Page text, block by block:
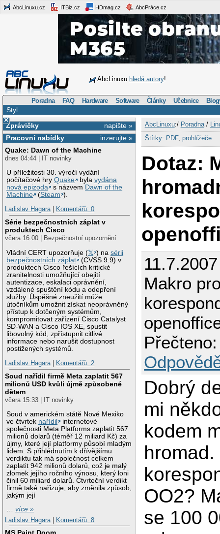
AbcLinuxu.cz ITBiz.cz HDmag.cz AbcPráce.cz
AbcLinuxu hledá autory!
Poradna FAQ Hardware Software Články Učebnice
Styl
×
napište »
Zprávičky
inzerujte »
Pracovní nabídky
Quake: Dawn of the Machine
dnes 04:44 | IT novinky
U příležitosti 30. výročí vydání
počítačové hryQuake bylavydána
nová epizoda
s názvem Dawn of the
Machine
(Steam ).
Ladislav Hagara| Komentářů: 0
Série bezpečnostních záplat v
produktech Cisco
včera 16:00 | Bezpečnostní upozornění
Vládní CERT upozorňuje (𝕏 ) nasérii
bezpečnostních záplat
(CVSS 9.9) v
produktech Cisco řešících kritické
zranitelnosti umožňující obejití
autentizace, eskalaci oprávnění,
vzdálené spuštění kódu a odepření
služby. Úspěšné zneužití může
útočníkům umožnit získat neoprávněný
přístup k dotčeným systémům,
kompromitovat zařízení Cisco Catalyst
SD-WAN a Cisco IOS XE, spustit
libovolný kód, zpřístupnit citlivé
informace nebo narušit dostupnost
postižených systémů.
Ladislav Hagara| Komentářů: 2
Soud nařídil firmě Meta zaplatit 567
milionů USD kvůli újmě způsobené
dětem
včera 15:33 | IT novinky
Soud v americkém státě Nové Mexiko
ve čtvrtek nařídil
internetové
společnosti Meta Platforms zaplatit 567
milionů dolarů (téměř 12 miliard Kč) za
újmy, které její platformy působí mladým
lidem. S přihlédnutím k dřívějšímu
verdiktu tak má společnost celkem
zaplatit 942 milionů dolarů, což je malý
zlomek jejího ročního výnosu, který loni
činil 60 miliard dolarů. Čtvrteční verdikt
firmě také nařizuje, aby změnila způsob,
jakým její
…více »
Ladislav Hagara
Komentářů: 8
AbcLinuxu:/ Poradna/
Štítky: PDF, prohlížeče
Dotaz:
Makro
Dobrý
mi
kodem
hromad.
OO2?
se 100